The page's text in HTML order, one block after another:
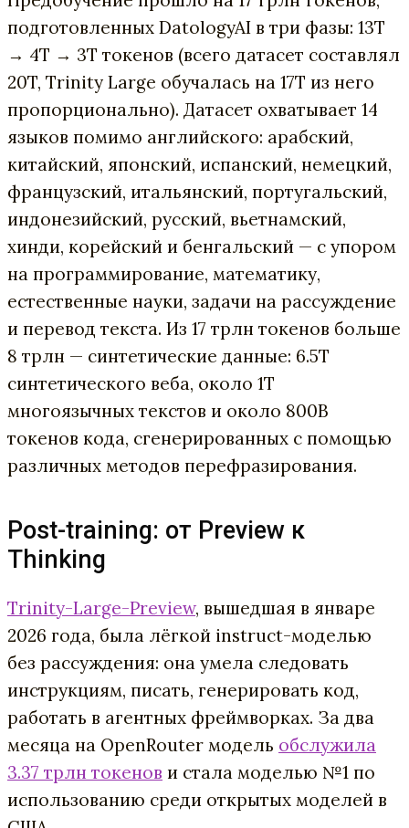
подготовленных DatologyAI в три фазы: 13T
→ 4T → 3T токенов (всего датасет составлял
20T, Trinity Large обучалась на 17T из него
пропорционально). Датасет охватывает 14
языков помимо английского: арабский,
китайский, японский, испанский, немецкий,
французский, итальянский, португальский,
индонезийский, русский, вьетнамский,
хинди, корейский и бенгальский — с упором
на программирование, математику,
естественные науки, задачи на рассуждение
и перевод текста. Из 17 трлн токенов больше
8 трлн — синтетические данные: 6.5T
синтетического веба, около 1T
многоязычных текстов и около 800B
токенов кода, сгенерированных с помощью
различных методов перефразирования.
Post-training: от Preview к
Thinking
Trinity-Large-Preview, вышедшая в январе
2026 года, была лёгкой instruct-моделью
без рассуждения: она умела следовать
инструкциям, писать, генерировать код,
работать в агентных фреймворках. За два
месяца на OpenRouter модель обслужила
3.37 трлн токенов и стала моделью №1 по
использованию среди открытых моделей в